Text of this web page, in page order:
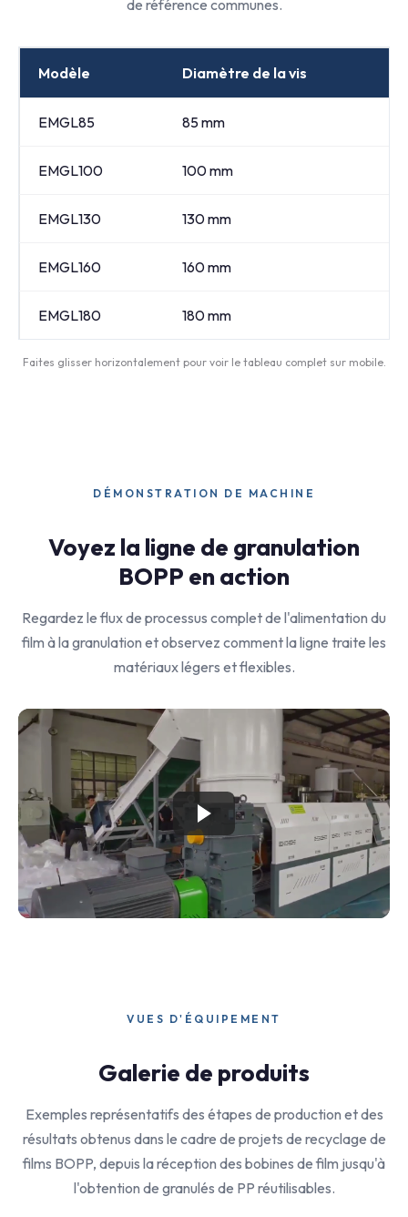
de référence communes.
Modèle Diamètre de la vis
EMGL85 85 mm
EMGL100 100 mm
EMGL130 130 mm
EMGL160 160 mm
EMGL180 180 mm
Faites glisser horizontalement pour voir le tableau complet sur mobile.
DÉMONSTRATION DE MACHINE
Voyez la ligne de granulation
BOPP en action
Regardez le flux de processus complet de l'alimentation du
film à la granulation et observez comment la ligne traite les
matériaux légers et flexibles.
VUES D'ÉQUIPEMENT
Galerie de produits
Exemples représentatifs des étapes de production et des
résultats obtenus dans le cadre de projets de recyclage de
films BOPP, depuis la réception des bobines de film jusqu'à
l'obtention de granulés de PP réutilisables.